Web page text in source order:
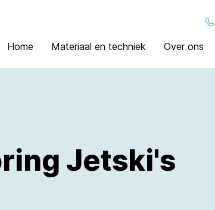
Home Materiaal en techniek Over ons
Jetski's